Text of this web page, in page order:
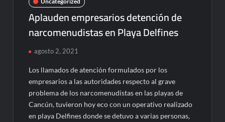
Aplauden empresarios detención de
narcomenudistas en Playa Delfines
agosto 2, 2021
Los llamados de atención formulados por los
empresarios a las autoridades respecto al grave
problema de los narcomenudistas en las playas de
Cancún, tuvieron hoy eco con un operativo realizado
en playa Delfines donde se detuvo a varias personas,